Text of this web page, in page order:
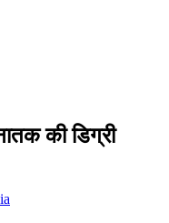
की डिग्री